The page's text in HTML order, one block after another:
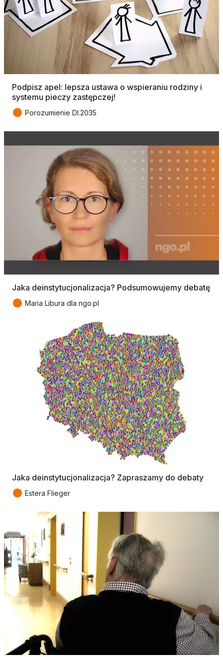
Podpisz apel: lepsza ustawa o wspieraniu rodziny i
systemu pieczy zastępczej!
● Porozumienie DI.2035
Jaka deinstytucjonalizacja? Podsumowujemy debatę
● Maria Libura dla ngo.pl
Jaka deinstytucjonalizacja? Zapraszamy do debaty
● Estera Flieger